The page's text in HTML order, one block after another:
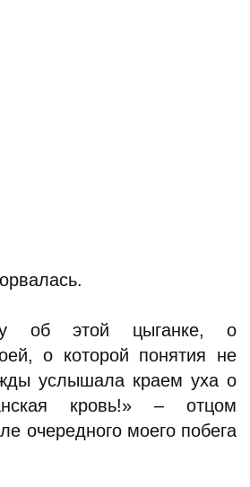
об этой цыганке, о
о которой понятия не
услышала краем уха о
кровь!» – отцом
очередного моего побега